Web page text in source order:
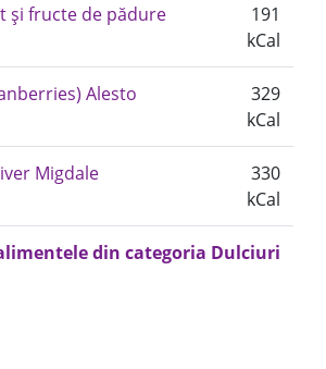
și fructe de pădure
191
kCal
Alesto
329
kCal
Migdale
330
kCal
din categoria Dulciuri